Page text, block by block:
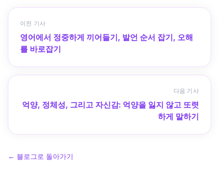
이전 기사
영어에서 정중하게 끼어들기, 발언 순서 잡기, 오해
를 바로잡기
다음 기사
억양, 정체성, 그리고 자신감: 억양을 잃지 않고 또렷
하게 말하기
← 블로그로 돌아가기